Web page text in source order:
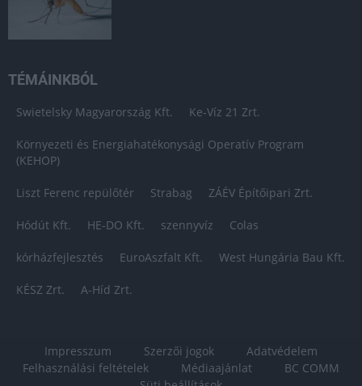
TÉMÁINKBÓL
Swietelsky Magyarország Kft. Ke-Víz 21 Zrt.
Környezeti és Energiahatékonysági Operatív Program
(KEHOP)
Liszt Ferenc repülőtér Strabag ZÁÉV Építőipari Zrt.
Hódút Kft. HE-DO Kft. szennyvíz Colas
kórházfejlesztés EuroAszfalt Kft. West Hungária Bau Kft.
KÉSZ Zrt. A-Híd Zrt.
Impresszum Szerzői jogok
Adatvédelem
Felhasználási feltételek
Médiaajánlat
BC COMM